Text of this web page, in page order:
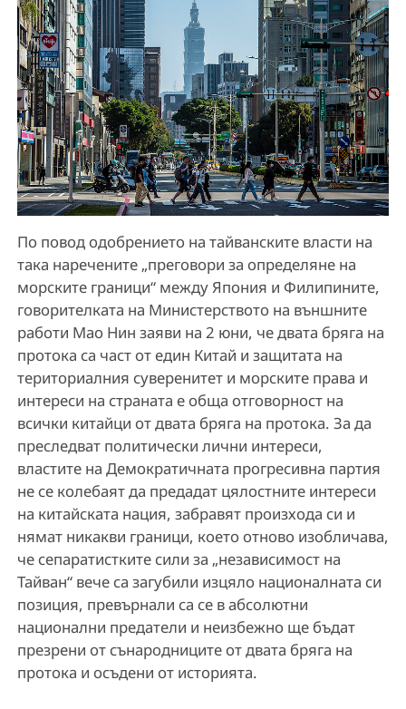
По повод одобрението на тайванските власти на
така наречените „преговори за определяне на
морските граници“ между Япония и Филипините,
говорителката на Министерството на външните
работи Мао Нин заяви на 2 юни, че двата бряга на
протока са част от един Китай и защитата на
териториалния суверенитет и морските права и
интереси на страната е обща отговорност на
всички китайци от двата бряга на протока. За да
преследват политически лични интереси,
властите на Демократичната прогресивна партия
не се колебаят да предадат цялостните интереси
на китайската нация, забравят произхода си и
нямат никакви граници, което отново изобличава,
че сепаратистките сили за „независимост на
Тайван“ вече са загубили изцяло националната си
позиция, превърнали са се в абсолютни
национални предатели и неизбежно ще бъдат
презрени от сънародниците от двата бряга на
протока и осъдени от историята.